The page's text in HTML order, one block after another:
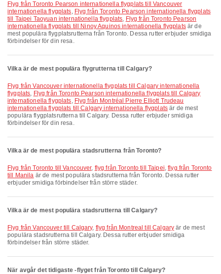
Flyg från Toronto Pearson internationella flygplats till Vancouver
internationella flygplats, Flyg från Toronto Pearson internationella flygplats
till Taipei Taoyuan internationella flygplats, Flyg från Toronto Pearson
internationella flygplats till Ninoy Aquinos internationella flygplatsär de
mest populära flygplatsrutterna från Toronto. Dessa rutter erbjuder smidiga
förbindelser för din resa.
Vilka är de mest populära flygrutterna till Calgary?
Flyg från Vancouver internationella flygplats till Calgary internationella
flygplats, Flyg från Toronto Pearson internationella flygplats till Calgary
internationella flygplats, Flyg från Montréal Pierre Elliott Trudeau
internationella flygplats till Calgary internationella flygplatsär de mest
populära flygplatsrutterna till Calgary. Dessa rutter erbjuder smidiga
förbindelser för din resa.
Vilka är de mest populära stadsrutterna från Toronto?
flyg från Toronto till Vancouver, flyg från Toronto till Taipei,flyg från Toronto
till Manila är de mest populära stadsrutterna från Toronto. Dessa rutter
erbjuder smidiga förbindelser från större städer.
Vilka är de mest populära stadsrutterna till Calgary?
flyg från Vancouver till Calgary, flyg från Montreal till Calgary är de mest
populära stadsrutterna till Calgary. Dessa rutter erbjuder smidiga
förbindelser från större städer.
När avgår det tidigaste -flyget från Toronto till Calgary?